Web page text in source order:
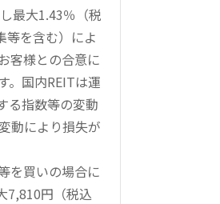
最大1.43％（税
等を含む）によ
客様との合意に
。国内REITは運
る指数等の変動
動により損失が
を買いの場合に
7,810円（税込